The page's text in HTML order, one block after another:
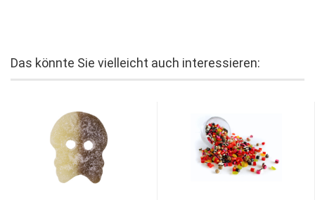
Das könnte Sie vielleicht auch interessieren: